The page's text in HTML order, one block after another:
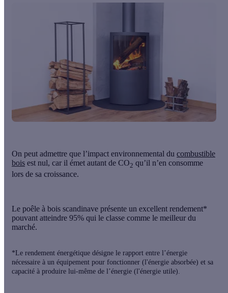
On peut admettre que l’impact environnemental du combustible
bois est nul, car il émet autant de CO2 qu’il n’en consomme
lors de sa croissance.
Le poêle à bois scandinave présente un excellent rendement*
pouvant atteindre 95% qui le classe comme le meilleur du
marché.
*Le rendement énergétique désigne le rapport entre l’énergie
nécessaire à un équipement pour fonctionner (l'énergie absorbée) et sa
capacité à produire lui-même de l’énergie (l'énergie utile).